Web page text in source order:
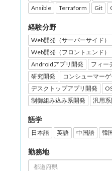
Ansible
Terraform Git
経験分野
Web開発（サーバーサイド）
Web開発（フロントエンド）
Androidアプリ開発
フィー
研究開発
コンシューマー
デスクトップアプリ開発
制御組み込み系開発
汎用系
語学
日本語 英語 中国語 韓
勤務地
都道府県